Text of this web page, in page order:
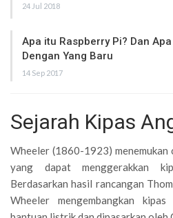
24 Jul 2018
Apa itu Raspberry Pi? Dan
Dengan Yang Baru
14 Sep 2017
Sejarah Kipas
Wheeler (1860-1923) menemukan
yang dapat menggerakkan
Berdasarkan hasil rancangan
Wheeler mengembangkan